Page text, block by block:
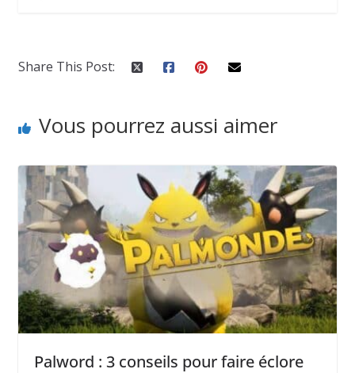
Share This Post:
Vous pourrez aussi aimer
Palword : 3 conseils pour faire éclore